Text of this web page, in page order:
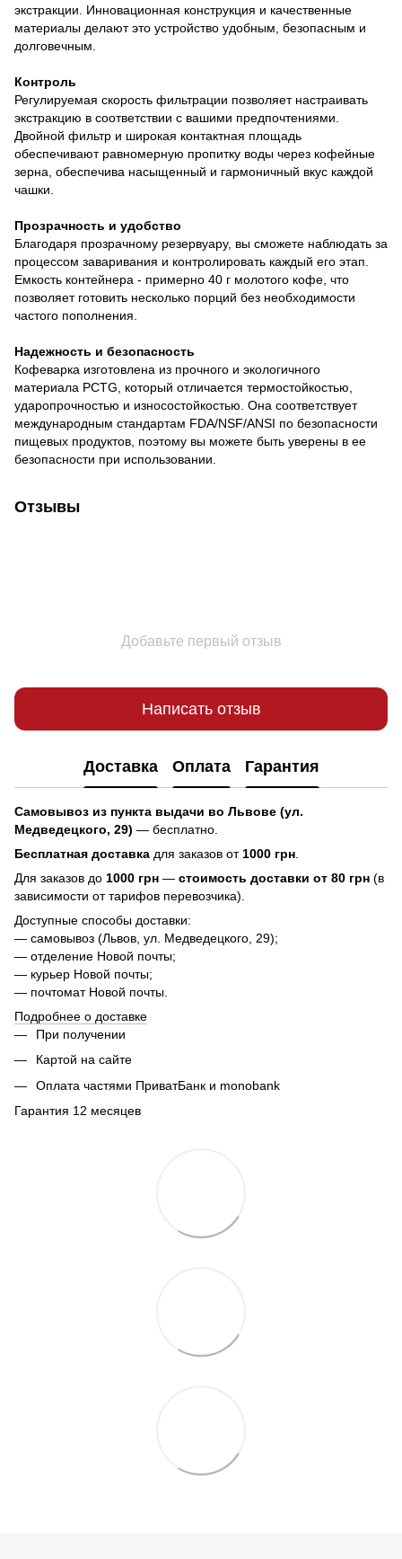
экстракции. Инновационная конструкция и качественные
материалы делают это устройство удобным, безопасным и
долговечным.
Контроль
Регулируемая скорость фильтрации позволяет настраивать
экстракцию в соответствии с вашими предпочтениями.
Двойной фильтр и широкая контактная площадь
обеспечивают равномерную пропитку воды через кофейные
зерна, обеспечива насыщенный и гармоничный вкус каждой
чашки.
Прозрачность и удобство
Благодаря прозрачному резервуару, вы сможете наблюдать за
процессом заваривания и контролировать каждый его этап.
Емкость контейнера - примерно 40 г молотого кофе, что
позволяет готовить несколько порций без необходимости
частого пополнения.
Надежность и безопасность
Кофеварка изготовлена ​​из прочного и экологичного
материала PCTG, который отличается термостойкостью,
ударопрочностью и износостойкостью. Она соответствует
международным стандартам FDA/NSF/ANSI по безопасности
пищевых продуктов, поэтому вы можете быть уверены в ее
безопасности при использовании.
Отзывы
Добавьте первый отзыв
Написать отзыв
Доставка Оплата Гарантия
Самовывоз из пункта выдачи во Львове (ул.
Медведецкого, 29) — бесплатно.
Бесплатная доставка для заказов от 1000 грн
Для заказов до 1000 грн — стоимость доставки от 80 грн (в
зависимости от тарифов перевозчика).
Доступные способы доставки:
— самовывоз (Львов, ул. Медведецкого, 29);
— отделение Новой почты;
— курьер Новой почты;
— почтомат Новой почты.
Подробнее о доставке
При получении
Картой на сайте
Оплата частями ПриватБанк и monobank
Гарантия 12 месяцев